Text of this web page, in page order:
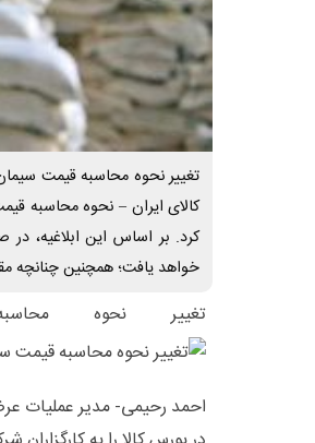
تغییر نحوه محاسبه قیمت
کالای ایران – نحوه محاسبه
کرد. بر اساس این ابلاغیه،
خواهد یافت؛ همچنین چنانچه
تغییر نحوه
احمد رحیمی- مدیر عملیات